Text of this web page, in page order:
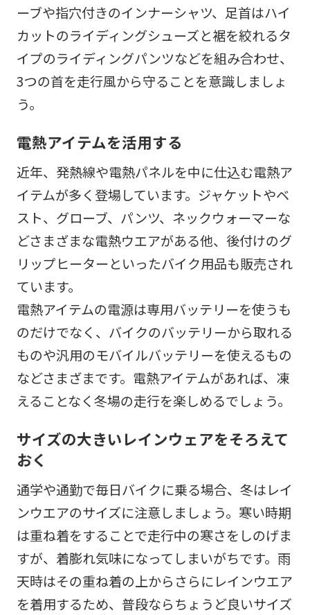
ーブや指穴付きのインナーシャツ、足首はハイ
カットのライディングシューズと裾を絞れるタ
イプのライディングパンツなどを組み合わせ、
3つの首を走行風から守ることを意識しましょ
う。
電熱アイテムを活用する
近年、発熱線や電熱パネルを中に仕込む電熱ア
イテムが多く登場しています。ジャケットやベ
スト、グローブ、パンツ、ネックウォーマーな
どさまざまな電熱ウエアがある他、後付けのグ
リップヒーターといったバイク用品も販売され
ています。
電熱アイテムの電源は専用バッテリーを使うも
のだけでなく、バイクのバッテリーから取れる
ものや汎用のモバイルバッテリーを使えるもの
などさまざまです。電熱アイテムがあれば、凍
えることなく冬場の走行を楽しめるでしょう。
サイズの大きいレインウェアをそろえて
おく
通学や通勤で毎日バイクに乗る場合、冬はレイ
ンウエアのサイズに注意しましょう。寒い時期
は重ね着をすることで走行中の寒さをしのげま
すが、着膨れ気味になってしまいがちです。雨
天時はその重ね着の上からさらにレインウエア
を着用するため、普段ならちょうど良いサイズ